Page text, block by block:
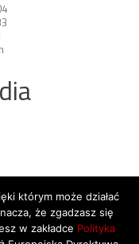
którym może działać
że zgadzasz się
w zakładce Polityka